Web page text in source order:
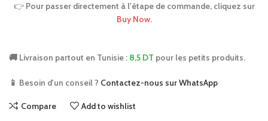
👉 Pour passer directement à l'étape de commande, cliquez sur
Buy Now.
🚚 Livraison partout en Tunisie : 8,5 DT pour les petits produits.
📱 Besoin d'un conseil ? Contactez-nous sur WhatsApp
Compare Add to wishlist